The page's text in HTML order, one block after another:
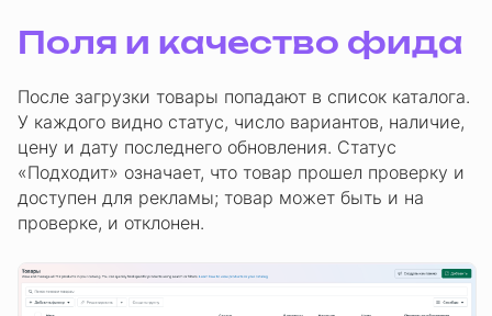
Поля и качество фида
После загрузки товары попадают в список каталога.
У каждого видно статус, число вариантов, наличие,
цену и дату последнего обновления. Статус
«Подходит» означает, что товар прошел проверку и
доступен для рекламы; товар может быть и на
проверке, и отклонен.